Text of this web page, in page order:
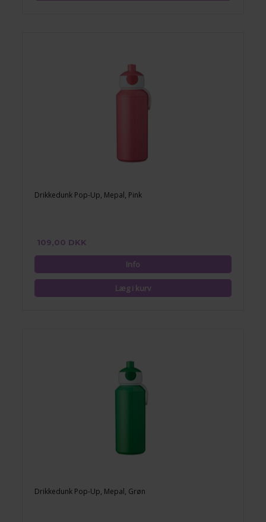
Drikkedunk Pop-Up, Mepal, Pink
109,00 DKK
Drikkedunk Pop-Up, Mepal, Grøn